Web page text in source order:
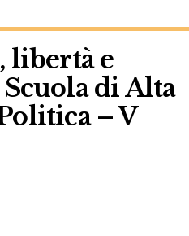
libertà e
di Alta
– V